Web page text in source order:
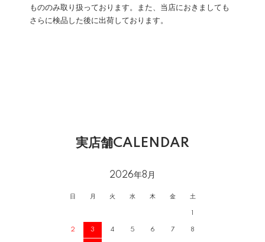
もののみ取り扱っております。また、当店におきましても
さらに検品した後に出荷しております。
実店舗CALENDAR
2026年8月
日 月 火 水 木 金 土
2 3 4 5 6 7 8